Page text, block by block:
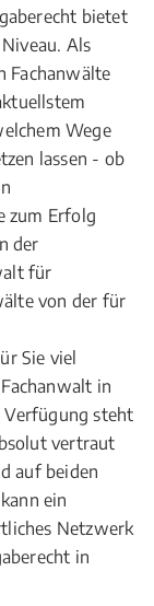
bietet
Als
Fachanwälte
Wege
lassen - ob
zum Erfolg
der
für
von der für
Sie viel
in
Verfügung steht
vertraut
auf beiden
ein
Netzwerk
in